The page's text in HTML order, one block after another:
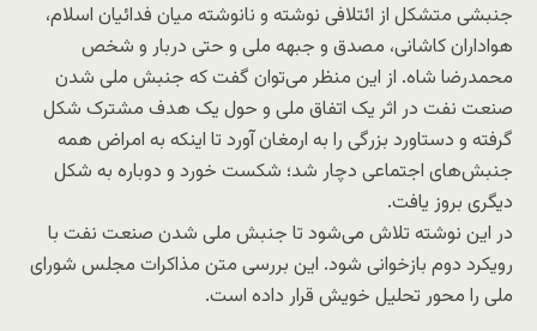
جنبشی متشکل از ائتلافی نوشته و نانوشته میان فدائیان اسلام،
هواداران کاشانی، مصدق و جبهه ملی و حتی دربار و شخص
محمدرضا شاه. از این منظر می‌توان گفت که جنبش ملی شدن
صنعت نفت در اثر یک اتفاق ملی و حول یک هدف مشترک شکل
گرفته و دستاورد بزرگی را به ارمغان آورد تا اینکه به امراض همه
جنبش‌های اجتماعی دچار شد؛ شکست خورد و دوباره به شکل
دیگری بروز یافت.
در این نوشته تلاش می‌شود تا جنبش ملی شدن صنعت نفت با
رویکرد دوم بازخوانی شود. این بررسی متن مذاکرات مجلس شورای
ملی را محور تحلیل خویش قرار داده است.